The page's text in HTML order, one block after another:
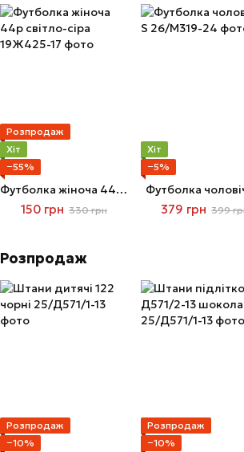
Розпродаж
Хіт
−55%
Футболка жіноча 44р світло-сіра
150 грн 330 грн
Хіт
−5%
Футболка
379 грн 399
Розпродаж
Розпродаж
−10%
Розпродаж
−10%